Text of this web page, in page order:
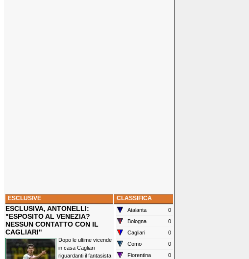
ESCLUSIVE
ESCLUSIVA, ANTONELLI:
"ESPOSITO AL VENEZIA?
NESSUN CONTATTO CON IL
CAGLIARI"
Dopo le ultime vicende
in casa Cagliari
riguardanti il fantasista
CLASSIFICA
Atalanta
0
Bologna
0
Cagliari
0
Como
0
Fiorentina
0